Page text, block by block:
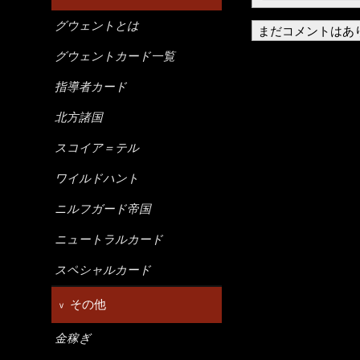
まだコメントはあ
グウェントとは
グウェントカード一覧
指導者カード
北方諸国
スコイア＝テル
ワイルドハント
ニルフガード帝国
ニュートラルカード
スペシャルカード
その他
金稼ぎ